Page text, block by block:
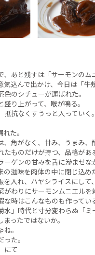
、あと残すは「サーモンの
気込んで出かけ、今日は「牛
のシチューが運ばれた。
り上がって、喉が鳴る。
抗なくすうっと入っていく。
た。
、角がなく、甘み、うまみ、
ものだけが持つ、品格があ
ーゲンの甘みを舌に滲ませな
の滋味を肉体の中に閉じ込め
を入れ、ハヤシライスにして
がわりにサーモンムニエル
な時はこんなものも作ってい
水」時代と寸分変わらぬ「
ったではないか。
。
た。
にて